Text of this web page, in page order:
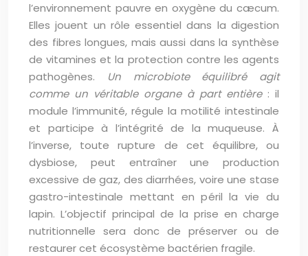
l’environnement pauvre en oxygène du cæcum.
Elles jouent un rôle essentiel dans la digestion
des fibres longues, mais aussi dans la synthèse
de vitamines et la protection contre les agents
pathogènes.
Un microbiote équilibré agit
comme un véritable organe à part entière: il
module l’immunité, régule la motilité intestinale
et participe à l’intégrité de la muqueuse. À
l’inverse, toute rupture de cet équilibre, ou
dysbiose, peut entraîner une production
excessive de gaz, des diarrhées, voire une stase
gastro-intestinale mettant en péril la vie du
lapin. L’objectif principal de la prise en charge
nutritionnelle sera donc de préserver ou de
restaurer cet écosystème bactérien fragile.